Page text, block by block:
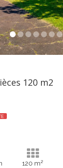
120 m2
120 m²